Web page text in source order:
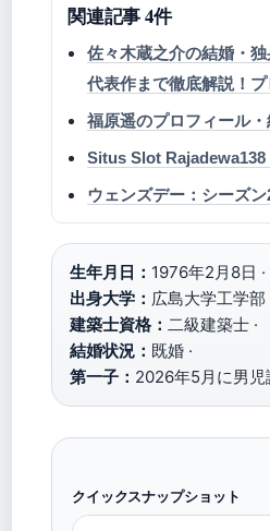
関連記事 4件
佐々木蔵之介の結婚・
代表作まで徹底解説！
福原遥のプロフィール
Situs Slot Rajadewa138
ウェンズデー：シーズ
生年月日： 1976年2月8日 ·
出身大学： 広島大学工学
建築士資格： 二級建築士 ·
結婚状況： 既婚 ·
第一子： 2026年5月に男児
クイックスナップショット